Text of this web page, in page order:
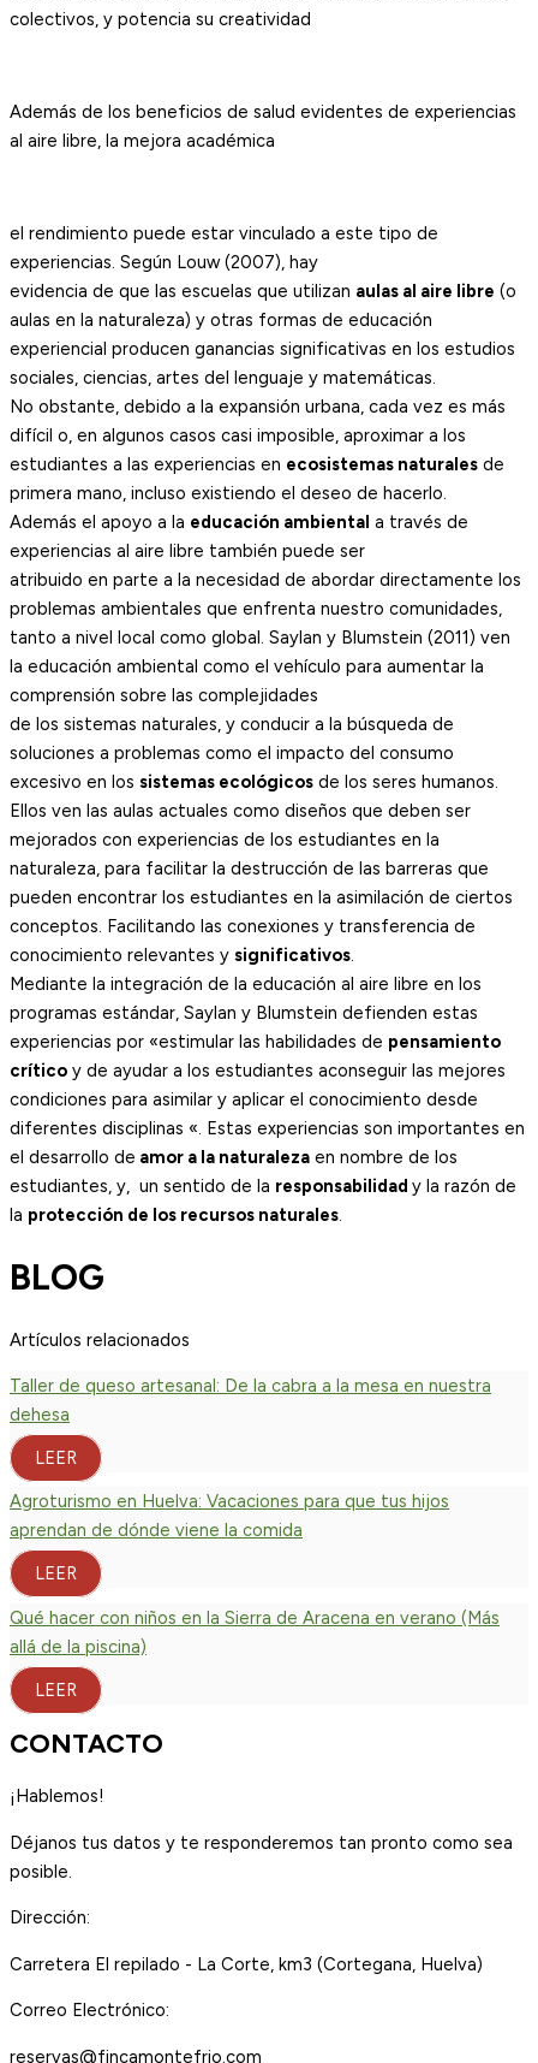
colectivos, y potencia su creatividad
Además de los beneficios de salud evidentes de experiencias
al aire libre, la mejora académica
el rendimiento puede estar vinculado a este tipo de
experiencias. Según Louw (2007), hay
evidencia de que las escuelas que utilizan aulas al aire libre (o
aulas en la naturaleza) y otras formas de educación
experiencial producen ganancias significativas en los estudios
sociales, ciencias, artes del lenguaje y matemáticas.
No obstante, debido a la expansión urbana, cada vez es más
difícil o, en algunos casos casi imposible, aproximar a los
estudiantes a las experiencias en ecosistemas naturales de
primera mano, incluso existiendo el deseo de hacerlo.
Además el apoyo a la educación ambiental a través de
experiencias al aire libre también puede ser
atribuido en parte a la necesidad de abordar directamente los
problemas ambientales que enfrenta nuestro comunidades,
tanto a nivel local como global. Saylan y Blumstein (2011) ven
la educación ambiental como el vehículo para aumentar la
comprensión sobre las complejidades
de los sistemas naturales, y conducir a la búsqueda de
soluciones a problemas como el impacto del consumo
excesivo en los sistemas ecológicos de los seres humanos.
Ellos ven las aulas actuales como diseños que deben ser
mejorados con experiencias de los estudiantes en la
naturaleza, para facilitar la destrucción de las barreras que
pueden encontrar los estudiantes en la asimilación de ciertos
conceptos. Facilitando las conexiones y transferencia de
conocimiento relevantes y significativos.
Mediante la integración de la educación al aire libre en los
programas estándar, Saylan y Blumstein defienden estas
experiencias por «estimular las habilidades de pensamiento
crítico y de ayudar a los estudiantes aconseguir las mejores
condiciones para asimilar y aplicar el conocimiento desde
diferentes disciplinas «. Estas experiencias son importantes en
el desarrollo de amor a la naturaleza en nombre de los
estudiantes, y, un sentido de la responsabilidad y la razón de
la protección de los recursos naturales.
BLOG
Artículos relacionados
Taller de queso artesanal: De la cabra a la mesa en nuestra
dehesa
LEER
Agroturismo en Huelva: Vacaciones para que tus hijos
aprendan de dónde viene la comida
LEER
Qué hacer con niños en la Sierra de Aracena en verano (Más
allá de la piscina)
LEER
CONTACTO
¡Hablemos!
Déjanos tus datos y te responderemos tan pronto como sea
posible.
Dirección:
Carretera El repilado - La Corte, km3 (Cortegana, Huelva)
Correo Electrónico:
reservas@fincamontefrio.com